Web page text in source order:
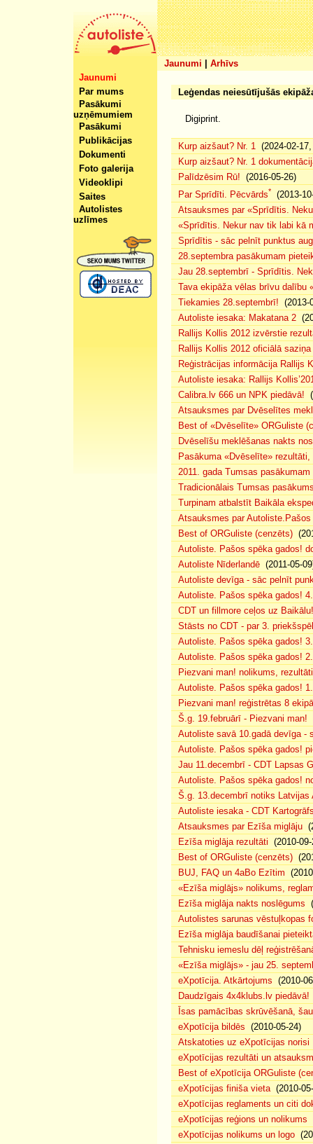
Jaunumi
Arhīvs
Jaunumi
Par mums
Pasākumi
uzņēmumiem
Pasākumi
Publikācijas
Dokumenti
Foto galerija
Videoklipi
Saites
Autolistes
uzlīmes
Leģendas neiesūtījušās
Digiprint.
Kurp aizšaut? Nr. 1 (2024-02-
Kurp aizšaut? Nr. 1
Palīdzēsim Rū! (2016-05-26)
Par Sprīdīti. Pēcvārds*
(2013-
Atsauksmes par «Sprīdītis.
«Sprīdītis. Nekur nav tik labi kā
Sprīdītis - sāc pelnīt punktus
28.septembra pasākumam
Jau 28.septembrī - Sprīdītis.
Tava ekipāža vēlas brīvu dalību
Tiekamies 28.septembrī! (2013-
Autoliste iesaka: Makatana 2
Rallijs Kollis 2012 izvērstie
Rallijs Kollis 2012 oficiālā saziņa
Reģistrācijas informācija Rallijs
Autoliste iesaka: Rallijs
Calibra.lv 666 un NPK piedāvā!
Atsauksmes par Dvēselītes
Best of «Dvēselīte» ORGuliste
Dvēselīšu meklēšanas nakts
Pasākuma «Dvēselīte»
2011. gada Tumsas
Tradicionālais Tumsas
Turpinam atbalstīt Baikāla
Atsauksmes par
Best of ORGuliste (cenzēts)
Autoliste. Pašos spēka gados!
Autoliste Nīderlandē (2011-05-
Autoliste devīga - sāc pelnīt
Autoliste. Pašos spēka gados!
CDT un fillmore ceļos uz Baikālu!
Stāsts no CDT - par 3.
Autoliste. Pašos spēka gados!
Autoliste. Pašos spēka gados!
Piezvani man! nolikums,
Autoliste. Pašos spēka gados!
Piezvani man! reģistrētas 8
Š.g. 19.februārī - Piezvani man!
Autoliste savā 10.gadā devīga -
Autoliste. Pašos spēka gados!
Jau 11.decembrī - CDT Lapsas
Autoliste. Pašos spēka gados!
Š.g. 13.decembrī notiks Latvijas
Autoliste iesaka - CDT
Atsauksmes par Ezīša miglāju
Ezīša miglāja rezultāti (2010-
Best of ORGuliste (cenzēts)
BUJ, FAQ un 4aBo Ezītim
«Ezīša miglājs» nolikums,
Ezīša miglāja nakts noslēgums
Autolistes sarunas vēstuļkopas
Ezīša miglāja baudīšanai
Tehnisku iemeslu dēļ
«Ezīša miglājs» - jau 25.
eXpotīcija. Atkārtojums (2010-
Daudzīgais 4x4klubs.lv piedāvā!
Īsas pamācības skrūvēšanā,
eXpotīcija bildēs (2010-05-24)
Atskatoties uz eXpotīcijas norisi
eXpotīcijas rezultāti un
Best of eXpotīcija ORGuliste
eXpotīcijas finiša vieta(2010-
eXpotīcijas reglaments un citi
eXpotīcijas reģions un nolikums
eXpotīcijas nolikums un logo